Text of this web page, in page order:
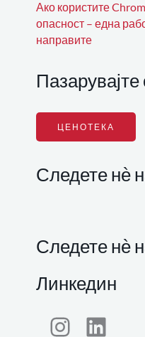
Ако користите
опасност – една
направите
ЦЕНОТЕКА
Следете нѐ
Следете нѐ
Линкедин